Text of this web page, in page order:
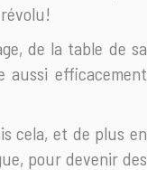
de la table de sa
aussi efficacement
cela, et de plus en
pour devenir des